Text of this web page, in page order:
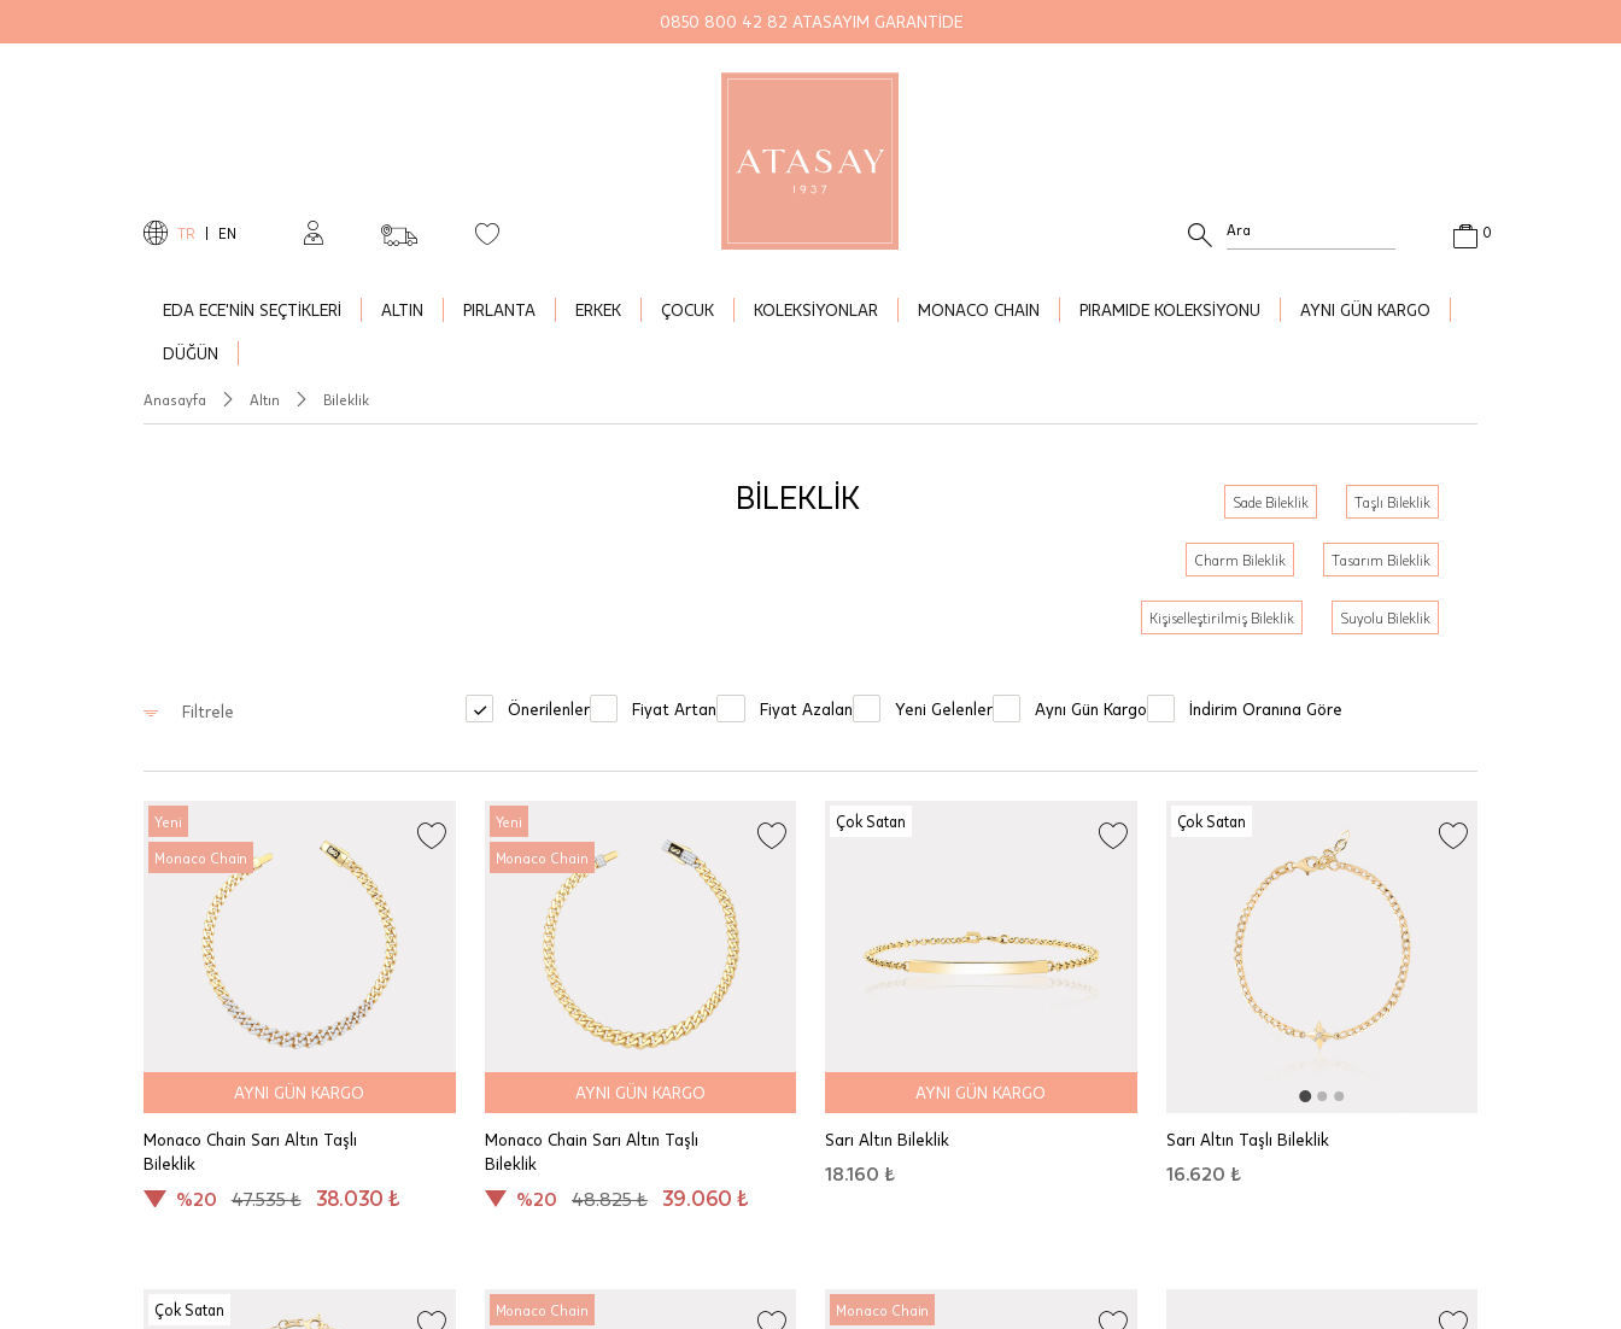
0850 800 42 82 ATASAYIM GARANTİDE
TR EN
EDA ECE'NİN SEÇTİKLERİ ALTIN PIRLANTA ERKEK ÇOCUK KOLEKSİYONLAR MONACO CHAIN PIRAMIDE KOLEKSİYONU AYNI GÜN KARGO
DÜĞÜN
0
Anasayfa Altın Bileklik
BİLEKLİK Sade Bileklik Taşlı Bileklik
Charm Bileklik Tasarım Bileklik
Kişiselleştirilmiş Bileklik Suyolu Bileklik
Filtrele Önerilenler Fiyat Artan Fiyat Azalan Yeni Gelenler Aynı Gün Kargo İndirim Oranına Göre
Yeni
Monaco Chain
AYNI GÜN KARGO
Monaco Chain Sarı Altın Taşlı
Bileklik
%20 47.535 ₺ 38.030 ₺
Yeni
Monaco Chain
AYNI GÜN KARGO
Monaco Chain Sarı Altın Taşlı
Bileklik
%20 48.825 ₺ 39.060 ₺
Çok Satan
AYNI GÜN KARGO
Sarı Altın Bileklik
18.160 ₺
Çok Satan
Sarı Altın Taşlı Bileklik
16.620 ₺
Çok Satan Monaco Chain Monaco Chain